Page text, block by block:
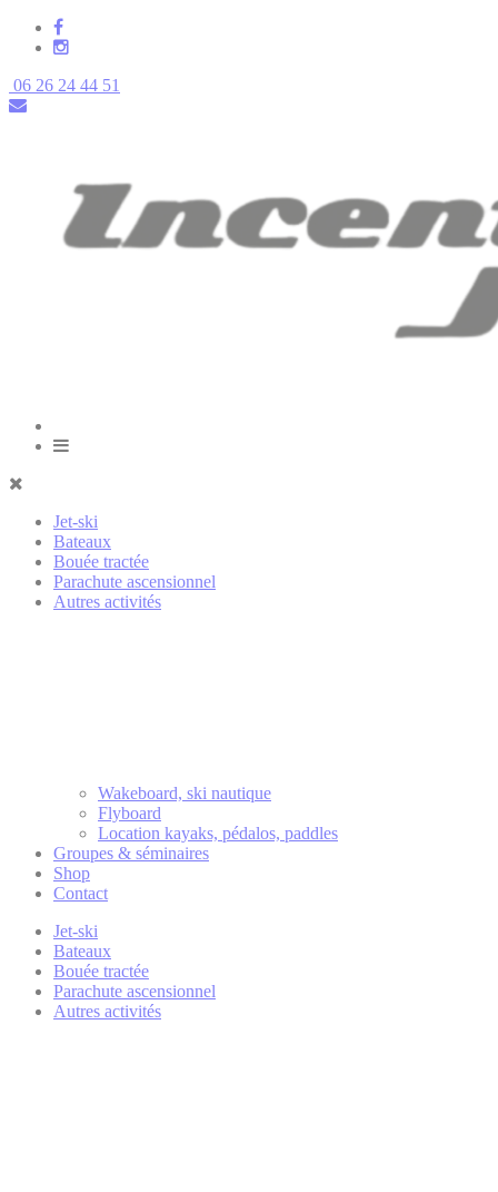
06 26 24 44 51
Jet-ski
Bateaux
Bouée tractée
Parachute ascensionnel
Autres activités
Wakeboard, ski nautique
Flyboard
Location kayaks, pédalos, paddles
Groupes & séminaires
Shop
Contact
Jet-ski
Bateaux
Bouée tractée
Parachute ascensionnel
Autres activités